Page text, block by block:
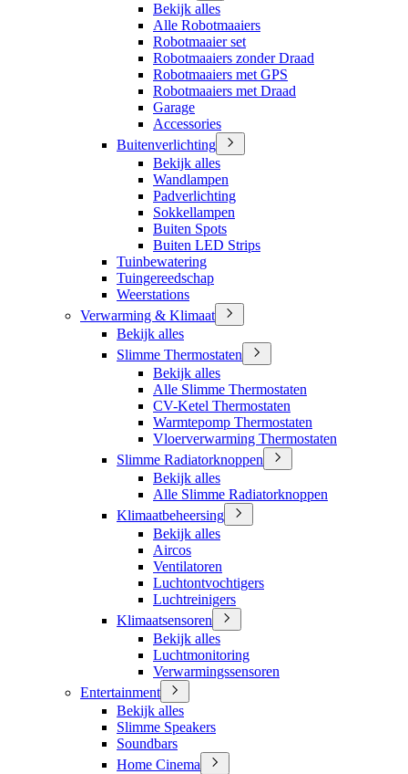
Bekijk alles
Alle Robotmaaiers
Robotmaaier set
Robotmaaiers zonder Draad
Robotmaaiers met GPS
Robotmaaiers met Draad
Garage
Accessories
Buitenverlichting
Bekijk alles
Wandlampen
Padverlichting
Sokkellampen
Buiten Spots
Buiten LED Strips
Tuinbewatering
Tuingereedschap
Weerstations
Verwarming & Klimaat
Bekijk alles
Slimme Thermostaten
Bekijk alles
Alle Slimme Thermostaten
CV-Ketel Thermostaten
Warmtepomp Thermostaten
Vloerverwarming Thermostaten
Slimme Radiatorknoppen
Bekijk alles
Alle Slimme Radiatorknoppen
Klimaatbeheersing
Bekijk alles
Aircos
Ventilatoren
Luchtontvochtigers
Luchtreinigers
Klimaatsensoren
Bekijk alles
Luchtmonitoring
Verwarmingssensoren
Entertainment
Bekijk alles
Slimme Speakers
Soundbars
Home Cinema